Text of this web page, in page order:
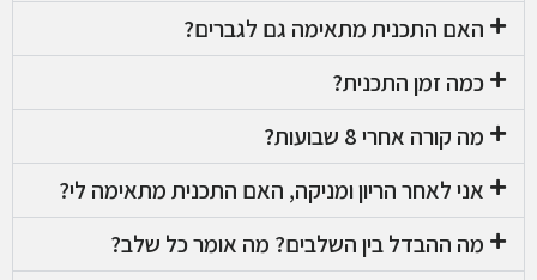
האם התכנית מתאימה גם לגברים?
כמה זמן התכנית?
מה קורה אחרי 8 שבועות?
אני לאחר הריון ומניקה, האם התכנית מתאימה לי?
מה ההבדל בין השלבים? מה אומר כל שלב?